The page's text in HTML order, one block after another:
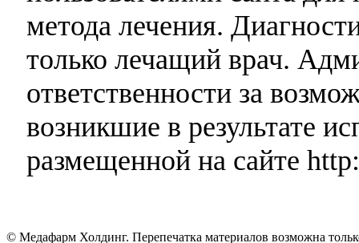
метода лечения.
только лечащий врач.
ответственности за
возникшие в результате
размещенной на сайте
© Медафарм Холдинг. Перепечатка материалов возможна